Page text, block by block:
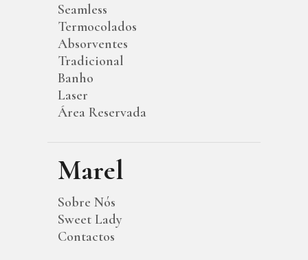
Seamless
Termocolados
Absorventes
Tradicional
Banho
Laser
Área Reservada
Marel
Sobre Nós
Sweet Lady
Contactos